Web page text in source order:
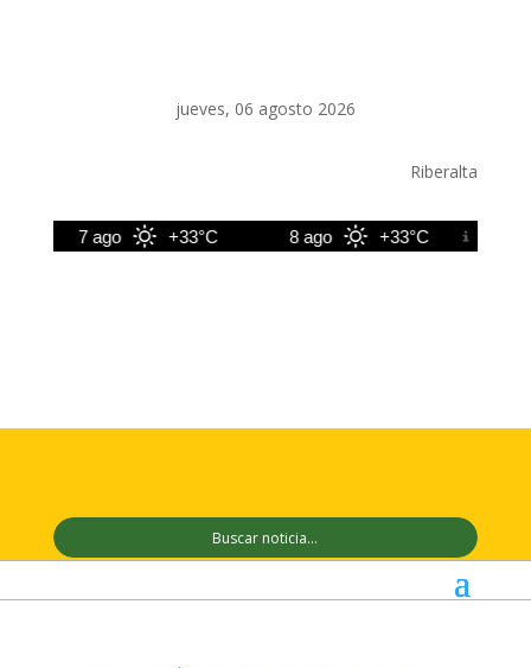
jueves, 06 agosto 2026
Riberalta
7 ago +33°C 8 ago +33°C